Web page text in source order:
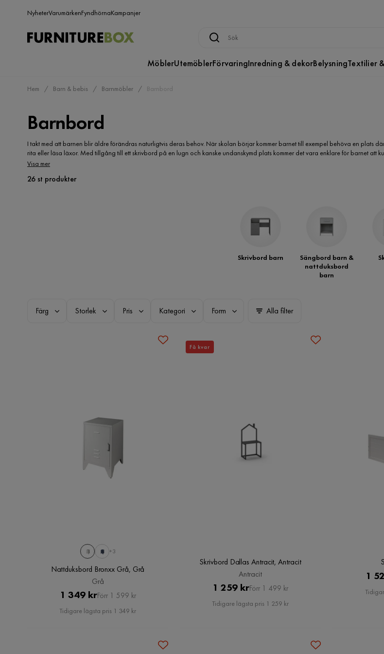
NyheterVarumärkenFyndhörnaKampanjer
MöblerUtemöblerFörvaringInredning & dekorBelysningTextilier
Hem Barn & bebis Barnmöbler Barnbord
Barnbord
I takt med att barnen blir äldre förändras naturligtvis deras behov. När skolan börjar kommer barnet till exempel behöva en plats
rita eller läsa läxor. Med tillgång till ett skrivbord på en lugn och kanske undanskymd plats kommer det vara enklare för barnet att
det som skall göras. Billiga skrivbord till barn hittar du lättast på nätet. Här får du en bra överblick över utbudet och det går snabbt
skrivbord dem gillar lite extra.
Visa mer
26 st produkter
Skrivbord barn
Sängbord barn &
nattduksbord
barn
Färg Storlek Pris Kategori Form Alla filter
+3
Nattduksbord Bronxx Grå, Grå
Grå
Pris
1 349 krOriginal
Pris
Förr 1 599 kr
Tidigare lägsta pris 1 349 kr
Skrivbord Dallas Antracit, Antracit
Antracit
Pris
1 259 krOriginal
Pris
Förr 1 499 kr
Tidigare lägsta pris 1 259 kr
Få kvar
1